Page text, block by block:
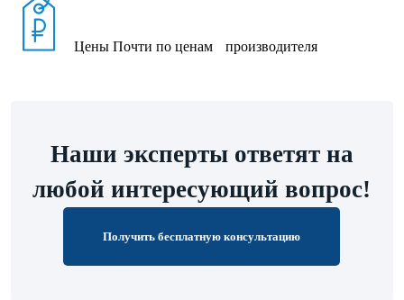
Цены Почти по ценам производителя
Наши эксперты ответят на
любой интересующий вопрос!
Получить бесплатную консультацию